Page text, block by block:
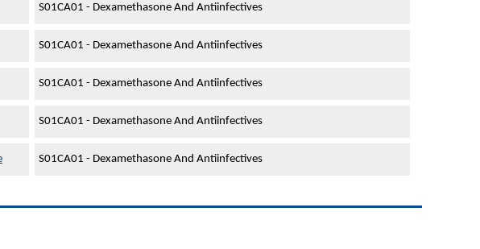
S01CA01 - Dexamethasone And Antiinfectives
S01CA01 - Dexamethasone And Antiinfectives
S01CA01 - Dexamethasone And Antiinfectives
S01CA01 - Dexamethasone And Antiinfectives
S01CA01 - Dexamethasone And Antiinfectives